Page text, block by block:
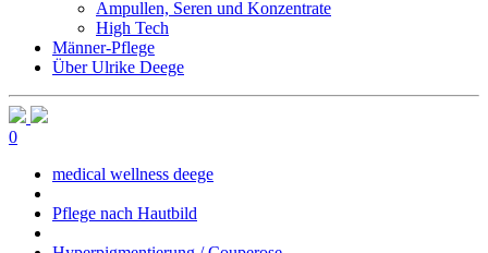
Ampullen, Seren und Konzentrate
High Tech
Männer-Pflege
Über Ulrike Deege
0
medical wellness deege
Pflege nach Hautbild